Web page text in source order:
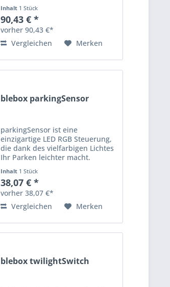
Miniatursensor, der die
Anwesenheit von giftigen
Substanzen in der Luft (Smog =
sogenannter...
Inhalt 1 Stück
90,43 € *
vorher 90,43 €*
Vergleichen
Merken
blebox parkingSensor
parkingSensor ist eine
einzigartige LED RGB Steuerung,
die dank des vielfarbigen Lichtes
Ihr Parken leichter macht.
LED Streifen, Ausstattung) und
ändert die Lichtfarbe, so das der
Fahrer der Abstand...
Inhalt 1 Stück
38,07 € *
vorher 38,07 €*
Vergleichen
Merken
blebox twilightSwitch